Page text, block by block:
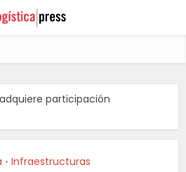
participación
• Infraestructuras